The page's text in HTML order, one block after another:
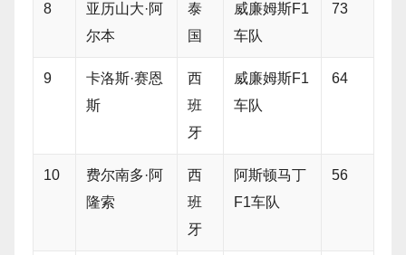
8
亚历山大·阿
尔本
泰
国
威廉姆斯F1
车队
73
9
卡洛斯·赛恩
斯
西
班
牙
威廉姆斯F1
车队
64
10
费尔南多·阿
隆索
西
班
牙
阿斯顿马丁
F1车队
56